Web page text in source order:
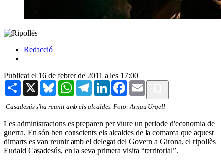
Redacció
Publicat el 16 de febrer de 2011 a les 17:00
Share X BlueskyWhatsAppTelegramLinkedInFacebook
Email
Casadesús s'ha reunit amb els alcaldes. Foto: Arnau Urgell
Les administracions es preparen per viure un període d'economia de
guerra. En són ben conscients els alcaldes de la comarca que aquest
dimarts es van reunir amb el delegat del Govern a Girona, el ripollès
Eudald Casadesús, en la seva primera visita “territorial”.